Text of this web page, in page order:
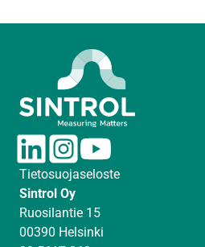
L
i
n
k
e
d
I
n
s
a
g
u
Tietosuojaseloste
Sintrol Oy
Ruosilantie 15
00390 Helsinki